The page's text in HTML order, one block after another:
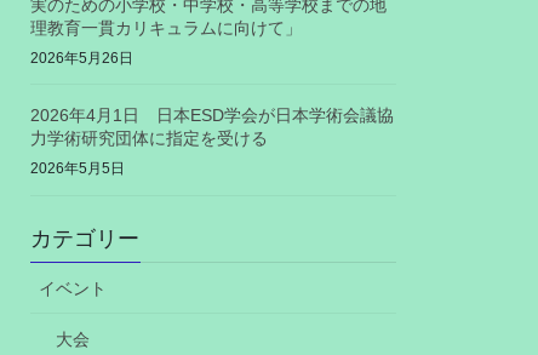
実のための小学校・中学校・高等学校までの地
理教育一貫カリキュラムに向けて」
2026年5月26日
2026年4月1日 日本ESD学会が日本学術会議協
力学術研究団体に指定を受ける
2026年5月5日
カテゴリー
イベント
大会